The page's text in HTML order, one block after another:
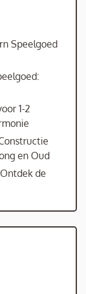
Speelgoed
1-2
en Oud
de